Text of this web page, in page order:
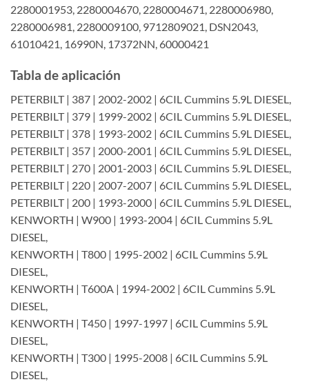
2280001953, 2280004670, 2280004671, 2280006980,
2280006981, 2280009100, 9712809021, DSN2043,
61010421, 16990N, 17372NN, 60000421
Tabla de aplicación
PETERBILT | 387 | 2002-2002 | 6CIL Cummins 5.9L DIESEL,
PETERBILT | 379 | 1999-2002 | 6CIL Cummins 5.9L DIESEL,
PETERBILT | 378 | 1993-2002 | 6CIL Cummins 5.9L DIESEL,
PETERBILT | 357 | 2000-2001 | 6CIL Cummins 5.9L DIESEL,
PETERBILT | 270 | 2001-2003 | 6CIL Cummins 5.9L DIESEL,
PETERBILT | 220 | 2007-2007 | 6CIL Cummins 5.9L DIESEL,
PETERBILT | 200 | 1993-2000 | 6CIL Cummins 5.9L DIESEL,
KENWORTH | W900 | 1993-2004 | 6CIL Cummins 5.9L
DIESEL,
KENWORTH | T800 | 1995-2002 | 6CIL Cummins 5.9L
DIESEL,
KENWORTH | T600A | 1994-2002 | 6CIL Cummins 5.9L
DIESEL,
KENWORTH | T450 | 1997-1997 | 6CIL Cummins 5.9L
DIESEL,
KENWORTH | T300 | 1995-2008 | 6CIL Cummins 5.9L
DIESEL,